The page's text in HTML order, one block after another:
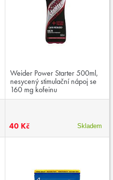
Weider Power Starter 500ml,
nesycený stimulační nápoj se
160 mg kofeinu
40 Kč Skladem